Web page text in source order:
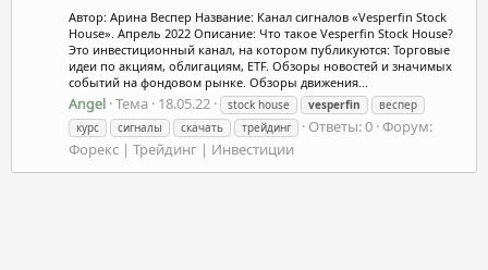
Автор: Арина Веспер Название: Канал сигналов «Vesperfin Stock
House». Апрель 2022 Описание: Что такое Vesperfin Stock House?
Это инвестиционный канал, на котором публикуются: Торговые
идеи по акциям, облигациям, ETF. Обзоры новостей и значимых
событий на фондовом рынке. Обзоры движения...
Angel Тема 18.05.22 stock house vesperfin
веспер
курс
сигналы скачать трейдинг Ответы: 0 Форум:
Форекс | Трейдинг | Инвестиции